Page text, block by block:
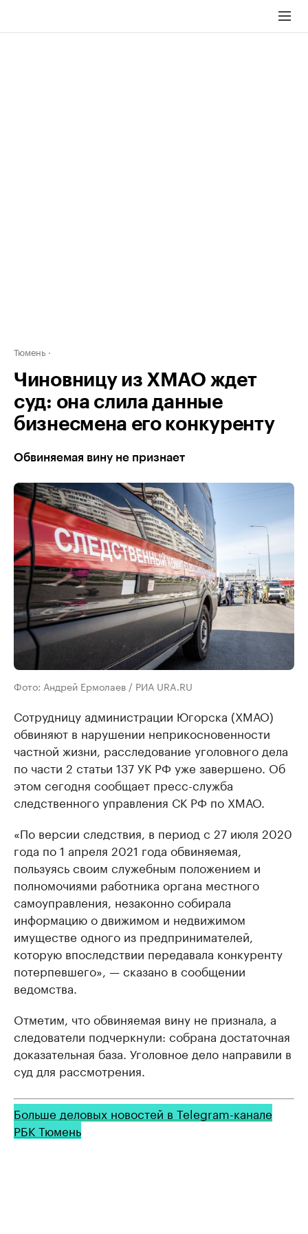
Тюмень
Чиновницу из ХМАО ждет
суд: она слила данные
бизнесмена его конкуренту
Обвиняемая вину не признает
Фото: Андрей Ермолаев / РИА URA.RU
Сотрудницу администрации Югорска (ХМАО)
обвиняют в нарушении неприкосновенности
частной жизни, расследование уголовного дела
по части 2 статьи 137 УК РФ уже завершено. Об
этом сегодня сообщает пресс-служба
следственного управления СК РФ по ХМАО.
«По версии следствия, в период с 27 июля 2020
года по 1 апреля 2021 года обвиняемая,
пользуясь своим служебным положением и
полномочиями работника органа местного
самоуправления, незаконно собирала
информацию о движимом и недвижимом
имуществе одного из предпринимателей,
которую впоследствии передавала конкуренту
потерпевшего», — сказано в сообщении
ведомства.
Отметим, что обвиняемая вину не признала, а
следователи подчеркнули: собрана достаточная
доказательная база. Уголовное дело направили в
суд для рассмотрения.
Больше деловых новостей в Telegram-канале
РБК Тюмень